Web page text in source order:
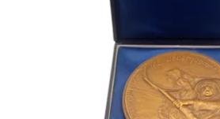
AJOUTER AU PANIER